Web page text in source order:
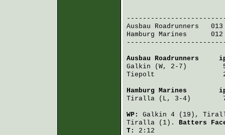
Ausbau Roadrunners
Hamburg Marines
Ausbau Roadrunners
Galkin (W, 2-7)
Tiepolt
Hamburg Marines
Tiralla (L, 3-4)
WP: Galkin 4 (19),
Tiralla (1). Batters
T:
2:12